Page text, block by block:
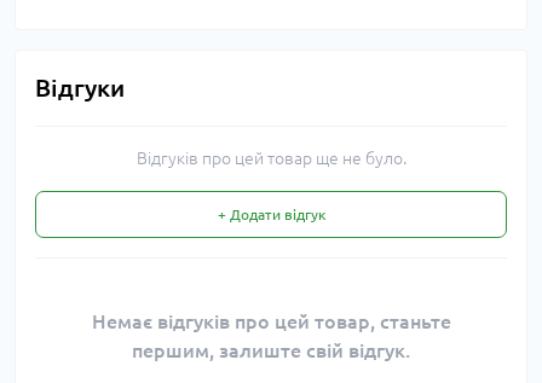
Відгуки
Відгуків про цей товар ще не було.
+ Додати відгук
Немає відгуків про цей товар, станьте
першим, залиште свій відгук.